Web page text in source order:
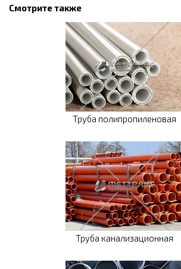
Смотрите также
Труба полипропиленовая
Труба канализационная